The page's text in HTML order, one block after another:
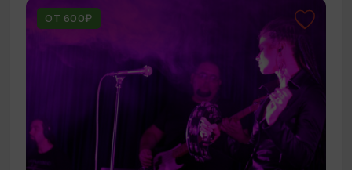
ОТ 600₽